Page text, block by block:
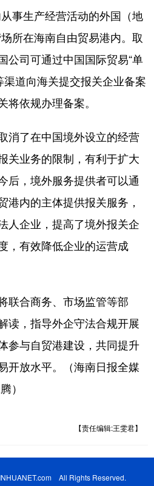
事生产经营活动的外国（地
所在海南自由贸易港内。取
公司可通过中国国际贸易“单
渠道向海关提交报关企业备案
依规办理备案。
了在中国境外设立的经营
关业务的限制，有利于扩大
后，境外服务提供者可以通
港内的主体提供报关服务，
人企业，提高了境外报关企
，有效降低企业的运营成
合商务、市场监管等部
读，指导外企守法合规开展
参与自贸港建设，共同提升
开放水平。（海南日报全媒
）
【责任编辑:王雯君】
All Rights Reserved.